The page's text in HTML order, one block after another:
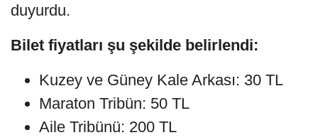
duyurdu.
Bilet fiyatları şu şekilde belirlendi:
Kuzey ve Güney Kale Arkası: 30 TL
Maraton Tribün: 50 TL
Aile Tribünü: 200 TL